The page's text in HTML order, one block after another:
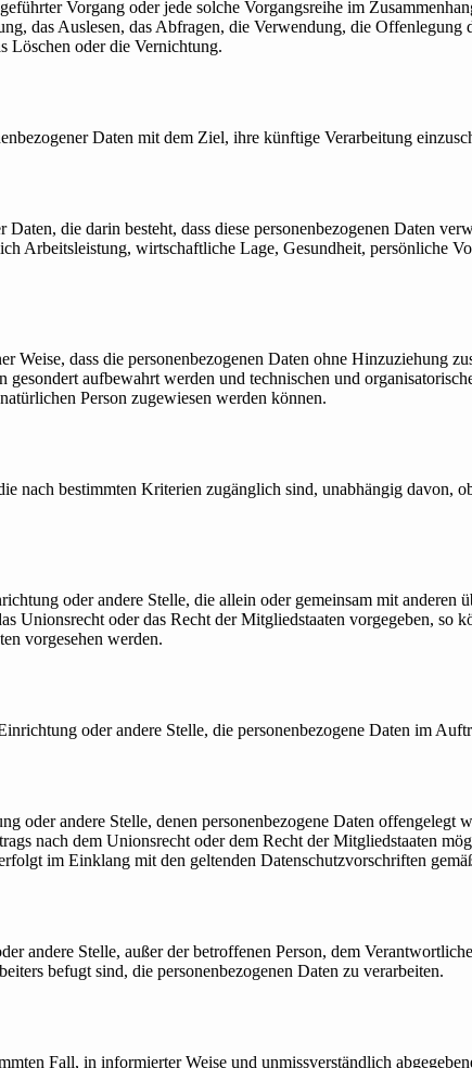
Vorgang oder jede solche Vorgangsreihe im
das Auslesen, das Abfragen, die Verwendung, die
Löschen oder die Vernichtung.
Daten mit dem Ziel, ihre künftige Verarbeitung
die darin besteht, dass diese personenbezogenen Daten
Arbeitsleistung, wirtschaftliche Lage, Gesundheit, persönliche
Weise, dass die personenbezogenen Daten ohne Hinzuziehung
aufbewahrt werden und technischen und
Person zugewiesen werden können.
nach bestimmten Kriterien zugänglich sind, unabhängig davon,
oder andere Stelle, die allein oder gemeinsam mit
Unionsrecht oder das Recht der Mitgliedstaaten vorgegeben, so
vorgesehen werden.
oder andere Stelle, die personenbezogene Daten im
oder andere Stelle, denen personenbezogene Daten
nach dem Unionsrecht oder dem Recht der Mitgliedstaaten
im Einklang mit den geltenden Datenschutzvorschriften
andere Stelle, außer der betroffenen Person, dem
befugt sind, die personenbezogenen Daten zu verarbeiten.
Fall, in informierter Weise und unmissverständlich